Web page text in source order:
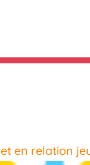
en relation